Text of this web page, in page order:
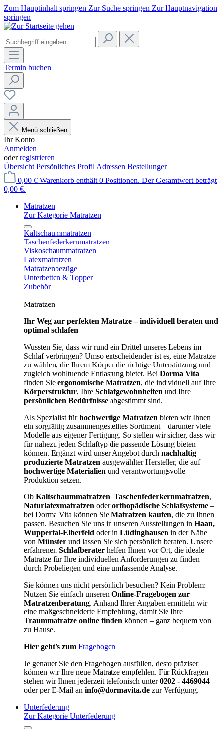
Zum Hauptinhalt springen Zur Suche springen Zur Hauptnavigation
springen
Termin buchen
Menü schließen
Ihr Konto
Anmelden
oderregistrieren
Übersicht Persönliches Profil Adressen Bestellungen
0,00 € Warenkorb enthält 0 Positionen. Der Gesamtwert beträgt
0,00 €.
Matratzen
Zur Kategorie Matratzen
Kaltschaummatratzen
Taschenfederkernmatratzen
Viskoschaummatratzen
Latexmatratzen
Matratzenbezüge
Unterbetten & Topper
Zubehör
Matratzen
Ihr Weg zur perfekten Matratze – individuell beraten und
optimal schlafen
Wussten Sie, dass wir rund ein Drittel unseres Lebens im
Schlaf verbringen? Umso entscheidender ist es, eine Matratze
zu wählen, die Ihrem Körper die richtige Unterstützung und
zugleich wohltuende Entlastung bietet. Bei Dorma Vita
finden Sie ergonomische Matratzen, die individuell auf Ihre
Körperstruktur, Ihre Schlafgewohnheiten und Ihre
persönlichen Bedürfnisse abgestimmt sind.
Als Spezialist fürhochwertige Matratzen bieten wir Ihnen
ein sorgfältig zusammengestelltes Sortiment – darunter viele
Modelle aus eigener Fertigung. So stellen wir sicher, dass wir
für nahezu jeden Schlaftyp die passende Lösung bieten
können. Ergänzt wird unser Angebot durch nachhaltig
produzierte Matratzen ausgewählter Hersteller, die auf
hochwertige Materialien und verantwortungsvolle
Produktion setzen.
Ob Kaltschaummatratzen, Taschenfederkernmatratzen,
Naturlatexmatratzen oderorthopädische Schlafsysteme –
bei Dorma Vita können Sie Matratzen kaufen, die zu Ihnen
passen. Besuchen Sie uns in unseren Ausstellungen in Haan,
Wuppertal-Elberfeld oder in Lüdinghausen in der Nähe
von Münster und lassen Sie sich persönlich beraten. Unsere
erfahrenen Schlafberater helfen Ihnen vor Ort, die ideale
Matratze für Ihre individuellen Anforderungen zu finden –
durch Probeliegen und eine umfassende Analyse.
Sie können uns nicht persönlich besuchen? Kein Problem:
Nutzen Sie einfach unseren Online-Fragebogen zur
Matratzenberatung. Anhand Ihrer Angaben ermitteln wir
eine maßgeschneiderte Empfehlung, damit Sie Ihre
Traummatratze online finden können – ganz bequem von
zu Hause.
Hier geht’s zum Fragebogen
Je genauer Sie den Fragebogen ausfüllen, desto präziser
können wir Ihre neue Matratze empfehlen. Für Rückfragen
stehen wir Ihnen jederzeit telefonisch unter0202 - 4469044
oder per E-Mail an info@dormavita.de zur Verfügung.
Unterfederung
Zur Kategorie Unterfederung